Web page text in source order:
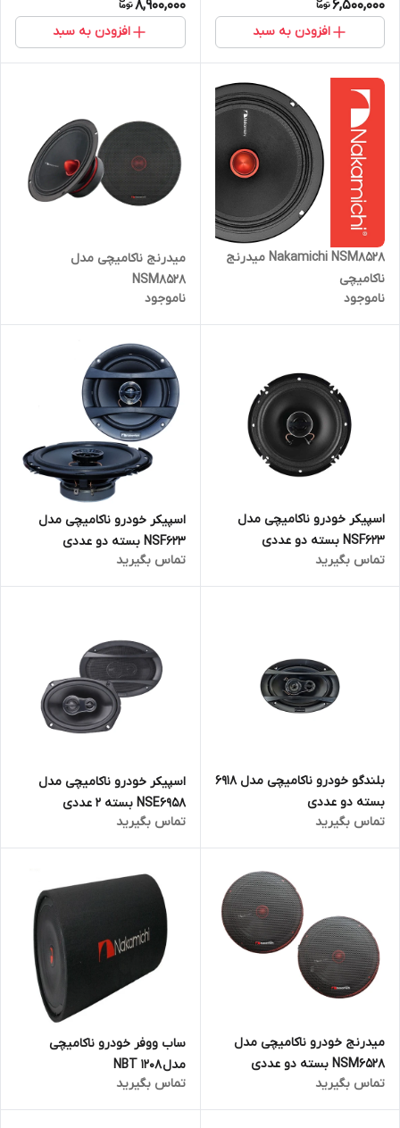
6,500,000
افزودن به سبد
8,900,000
افزودن به سبد
Nakamichi NSM8528 میدرنج
ناکامیچی
ناموجود
میدرنج ناکامیچی مدل
NSM8528
ناموجود
اسپیکر خودرو ناکامیچی مدل
NSF623 بسته دو عددی
تماس بگیرید
اسپیکر خودرو ناکامیچی مدل
NSF623 بسته دو عددی
تماس بگیرید
بلندگو خودرو ناکامیچی مدل 6918
بسته دو عددی
تماس بگیرید
اسپیکر خودرو ناکامیچی مدل
NSE6958 بسته 2 عددی
تماس بگیرید
میدرنج خودرو ناکامیچی مدل
NSM6528 بسته دو عددی
تماس بگیرید
ساب ووفر خودرو ناکامیچی
مدل NBT 1208
تماس بگیرید